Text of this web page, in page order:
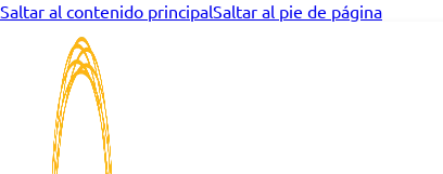
Saltar al contenido principalSaltar al pie de página